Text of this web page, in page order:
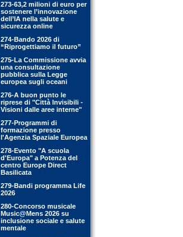
273-63,2 milioni di euro per
sostenere l’innovazione
dell’IA nella salute e
sicurezza online
274-Bando 2026 di
“Riprogettiamo il futuro”
275-La Commissione avvia
una consultazione
pubblica sulla Legge
europea sugli oceani
276-A buon punto le
riprese di "Città Invisibili -
Visioni dalle aree interne"
277-Programmi di
formazione presso
l'Agenzia Spaziale Europea
278-Evento "A scuola
d'Europa" a Potenza del
centro Europe Direct
Basilicata
279-Bandi programma Life
2026
280-Concorso musicale
Music@Mens 2026 su
inclusione sociale e salute
mentale